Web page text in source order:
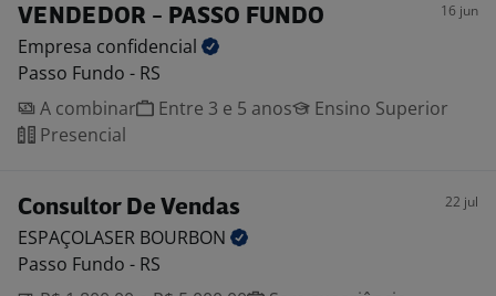
VENDEDOR - PASSO FUNDO 16 jun
Empresa confidencial
Passo Fundo - RS
A combinar
Entre 3 e 5 anos
Ensino Superior
Presencial
Consultor De Vendas 22 jul
ESPAÇOLASER BOURBON
Passo Fundo - RS